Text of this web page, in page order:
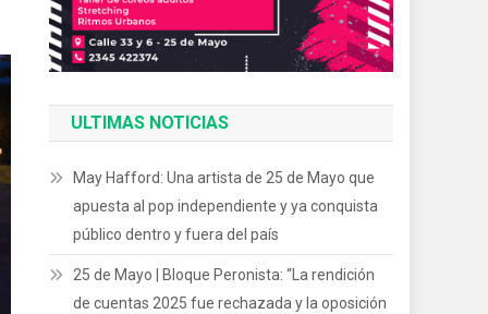
ULTIMAS NOTICIAS
May Hafford: Una artista de 25 de Mayo que
apuesta al pop independiente y ya conquista
público dentro y fuera del país
25 de Mayo | Bloque Peronista: “La rendición
de cuentas 2025 fue rechazada y la oposición